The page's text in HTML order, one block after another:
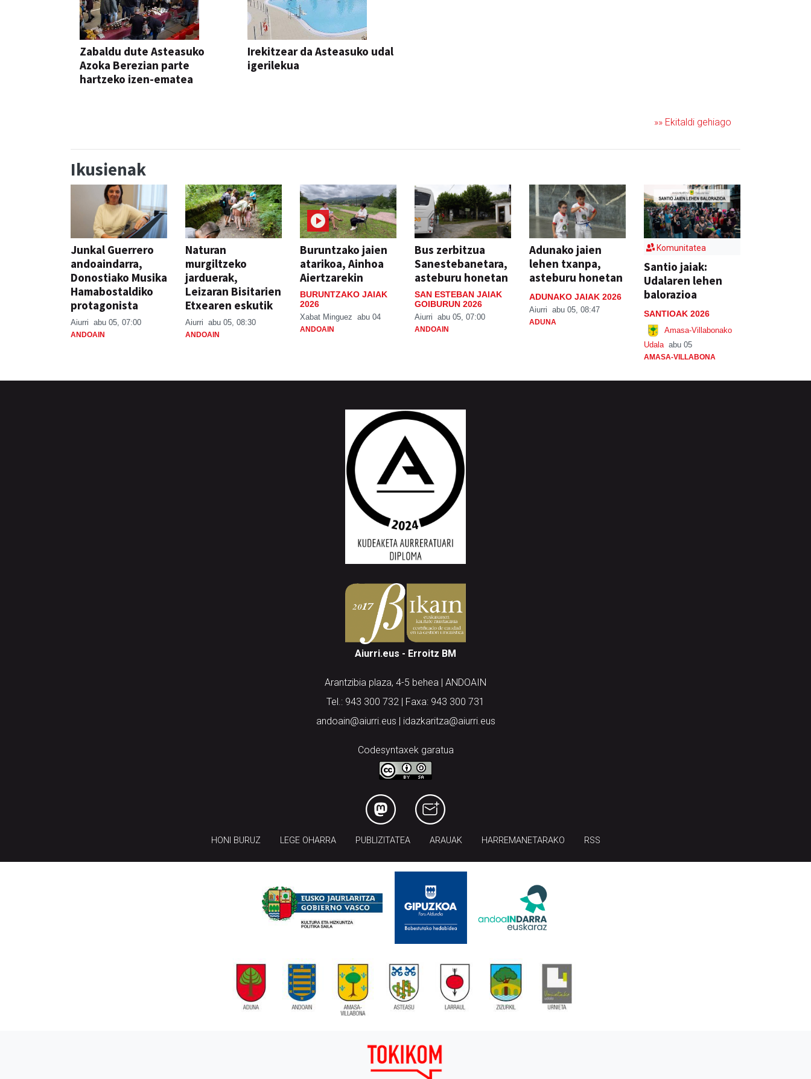
Zabaldu dute Asteasuko
Azoka Berezian parte
hartzeko izen-ematea
Irekitzear da Asteasuko udal
igerilekua
»» Ekitaldi gehiago
Ikusienak
Junkal Guerrero
andoaindarra,
Donostiako Musika
Hamabostaldiko
protagonista
Aiurri abu 05, 07:00
ANDOAIN
Naturan
murgiltzeko
jarduerak,
Leizaran Bisitarien
Etxearen eskutik
Aiurri abu 05, 08:30
ANDOAIN
Buruntzako jaien
atarikoa, Ainhoa
Aiertzarekin
BURUNTZAKO JAIAK
2026
Xabat Minguez abu 04
ANDOAIN
Bus zerbitzua
Sanestebanetara,
asteburu honetan
SAN ESTEBAN JAIAK
GOIBURUN 2026
Aiurri abu 05, 07:00
ANDOAIN
Adunako jaien
lehen txanpa,
asteburu honetan
ADUNAKO JAIAK 2026
Aiurri abu 05, 08:47
ADUNA
Komunitatea
Santio jaiak:
Udalaren lehen
balorazioa
SANTIOAK 2026
Amasa-Villabonako
Udala abu 05
AMASA-VILLABONA
Aiurri.eus - Erroitz BM
Arantzibia plaza, 4-5 behea | ANDOAIN
Tel.: 943 300 732 | Faxa: 943 300 731
andoain@aiurri.eus | idazkaritza@aiurri.eus
Codesyntaxek garatua
HONI BURUZ LEGE OHARRA PUBLIZITATEA ARAUAK HARREMANETARAKO RSS